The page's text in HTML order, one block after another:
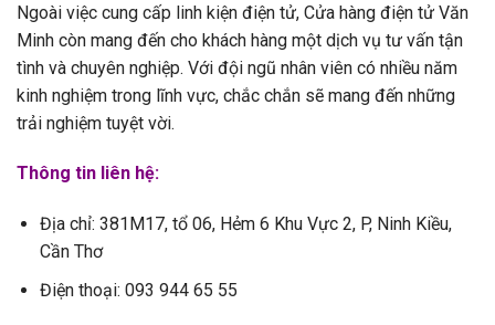
Ngoài việc cung cấp linh kiện điện tử, Cửa hàng điện tử Văn
Minh còn mang đến cho khách hàng một dịch vụ tư vấn tận
tình và chuyên nghiệp. Với đội ngũ nhân viên có nhiều năm
kinh nghiệm trong lĩnh vực, chắc chắn sẽ mang đến những
trải nghiệm tuyệt vời.
Thông tin liên hệ:
Địa chỉ: 381M17, tổ 06, Hẻm 6 Khu Vực 2, P, Ninh Kiều,
Cần Thơ
Điện thoại: 093 944 65 55